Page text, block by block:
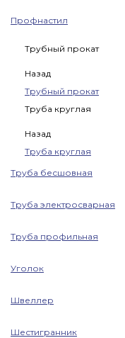
Профнастил
Трубный прокат
Назад
Трубный прокат
Труба круглая
Назад
Труба круглая
Труба бесшовная
Труба электросварная
Труба профильная
Уголок
Швеллер
Шестигранник